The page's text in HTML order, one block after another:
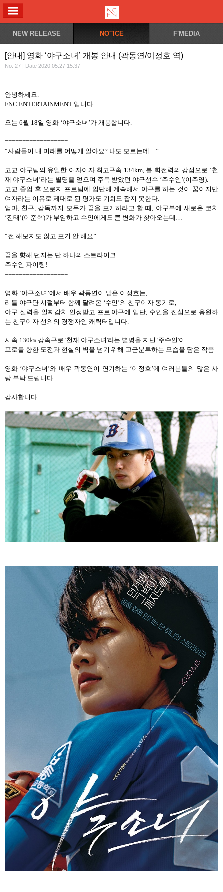
NEW RELEASE NOTICE F'MEDIA
[안내] 영화 ‘야구소녀’ 개봉 안내 (곽동연/이정호 역)
No. 27 | Date 2020.05.27 15:37
안녕하세요.
FNC ENTERTAINMENT 입니다.
오는 6월 18일 영화 ‘야구소녀 ’가 개봉합니다.
==================
“사람들이 내 미래를 어떻게 알아요? 나도 모르는데 …”
고교 야구팀의 유일한 여자이자 최고구속 134km, 볼 회전력의 강점으로 ‘천
재 야구소녀 ’라는 별명을 얻으며 주목 받았던 야구선수 ‘주수인 ’(이주영).
고교 졸업 후 오로지 프로팀에 입단해 계속해서 야구를 하는 것이 꿈이지만
여자라는 이유로 제대로 된 평가도 기회도 잡지 못한다.
엄마, 친구, 감독까지 모두가 꿈을 포기하라고 할 때, 야구부에 새로운 코치
‘진태 ’(이준혁)가 부임하고 수인에게도 큰 변화가 찾아오는데 …
“전 해보지도 않고 포기 안 해요”
꿈을 향해 던지는 단 하나의 스트라이크
주수인 파이팅 !
==================
영화 ‘야구소녀 ’에서 배우 곽동연이 맡은 이정호는,
리틀 야구단 시절부터 함께 달려온 ‘수인 ’의 친구이자 동기로,
야구 실력을 일찌감치 인정받고 프로 야구에 입단, 수인을 진심으로 응원하
는 친구이자 선의의 경쟁자인 캐릭터입니다.
시속 130㎞ 강속구로 '천재 야구소녀'라는 별명을 지닌 '주수인'이
프로를 향한 도전과 현실의 벽을 넘기 위해 고군분투하는 모습을 담은 작품
영화 ‘야구소녀 ’와 배우 곽동연이 연기하는 ‘이정호’에 여러분들의 많은 사
랑 부탁 드립니다.
감사합니다.